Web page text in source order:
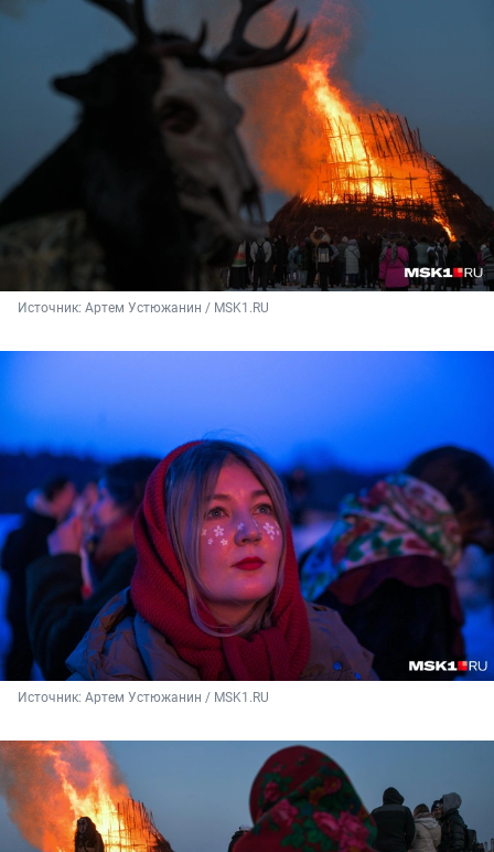
Источник: Артем Устюжанин / MSK1.RU
Источник: Артем Устюжанин / MSK1.RU